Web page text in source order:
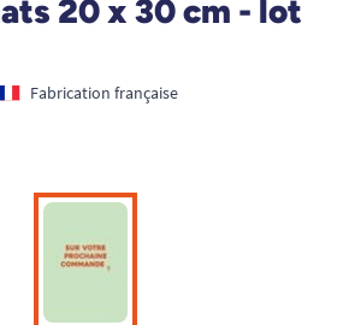
20 x 30 cm - lot
Fabrication française